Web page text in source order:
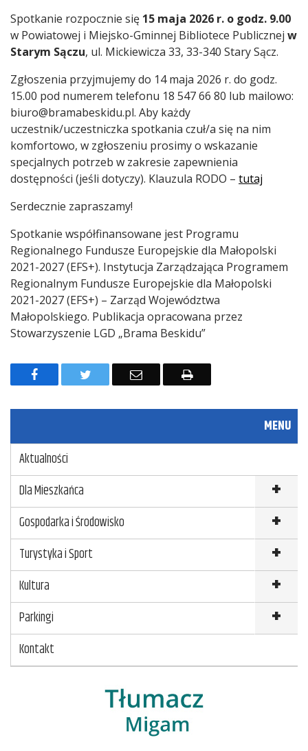
Spotkanie rozpocznie się 15 maja 2026 r. o godz. 9.00
w Powiatowej i Miejsko-Gminnej Bibliotece Publicznej w
Starym Sączu, ul. Mickiewicza 33, 33-340 Stary Sącz.
Zgłoszenia przyjmujemy do 14 maja 2026 r. do godz.
15.00 pod numerem telefonu 18 547 66 80 lub mailowo:
biuro@bramabeskidu.pl. Aby każdy
uczestnik/uczestniczka spotkania czuł/a się na nim
komfortowo, w zgłoszeniu prosimy o wskazanie
specjalnych potrzeb w zakresie zapewnienia
dostępności (jeśli dotyczy). Klauzula RODO – tutaj
Serdecznie zapraszamy!
Spotkanie współfinansowane jest Programu
Regionalnego Fundusze Europejskie dla Małopolski
2021-2027 (EFS+). Instytucja Zarządzająca Programem
Regionalnym Fundusze Europejskie dla Małopolski
2021-2027 (EFS+) – Zarząd Województwa
Małopolskiego. Publikacja opracowana przez
Stowarzyszenie LGD „Brama Beskidu”
F
e
b
o
o
k
T
t
r
E
i
D
k
MENU
Aktualności
Dla Mieszkańca
Gospodarka i Środowisko
Turystyka i Sport
Kultura
Parkingi
Kontakt